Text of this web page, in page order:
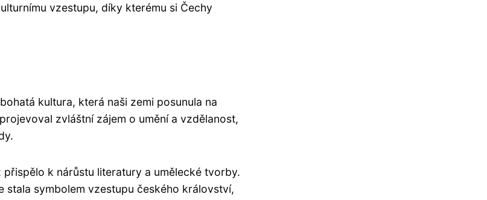
vzestupu, díky kterému si Čechy
kultura, která naši zemi posunula na
zvláštní zájem o umění a vzdělanost,
k nárůstu literatury a umělecké tvorby.
symbolem vzestupu českého království,